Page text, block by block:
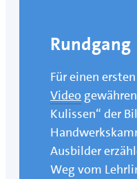
Rundgang
Für einen
Video
Kulissen“ der
Ausbilder
Weg vom